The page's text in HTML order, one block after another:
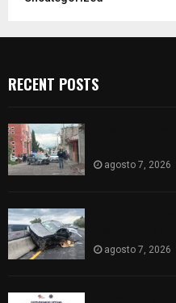
RECENT POSTS
agosto 7, 2026
agosto 7, 2026